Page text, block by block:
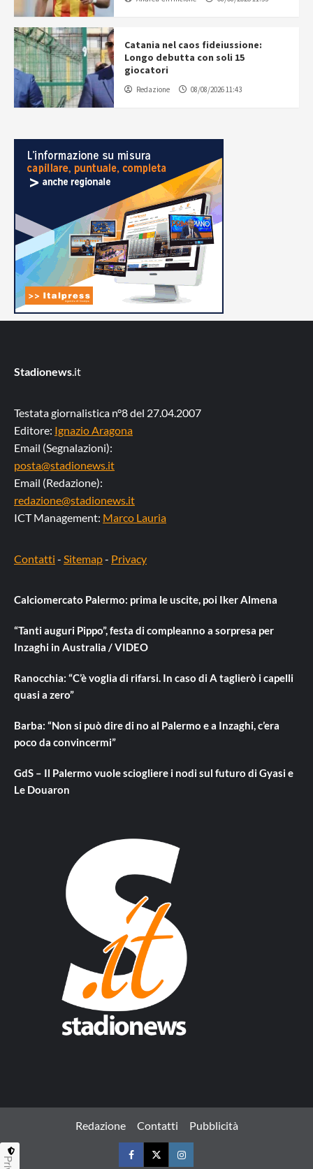
Catania nel caos fideiussione:
Longo debutta con soli 15
giocatori
Redazione 08/08/2026 11:43
Stadionews.it
Testata giornalistica n°8 del 27.04.2007
Editore: Ignazio Aragona
Email (Segnalazioni):
posta@stadionews.it
Email (Redazione):
redazione@stadionews.it
ICT Management: Marco Lauria
Contatti - Sitemap- Privacy
Calciomercato Palermo: prima le uscite, poi Iker Almena
“Tanti auguri Pippo”, festa di compleanno a sorpresa per
Inzaghi in Australia / VIDEO
Ranocchia: “C’è voglia di rifarsi. In caso di A taglierò i capelli
quasi a zero”
Barba: “Non si può dire di no al Palermo e a Inzaghi, c’era
poco da convincermi”
GdS – Il Palermo vuole sciogliere i nodi sul futuro di Gyasi e
Le Douaron
Redazione Contatti Pubblicità
FacebookTwitterInstagram